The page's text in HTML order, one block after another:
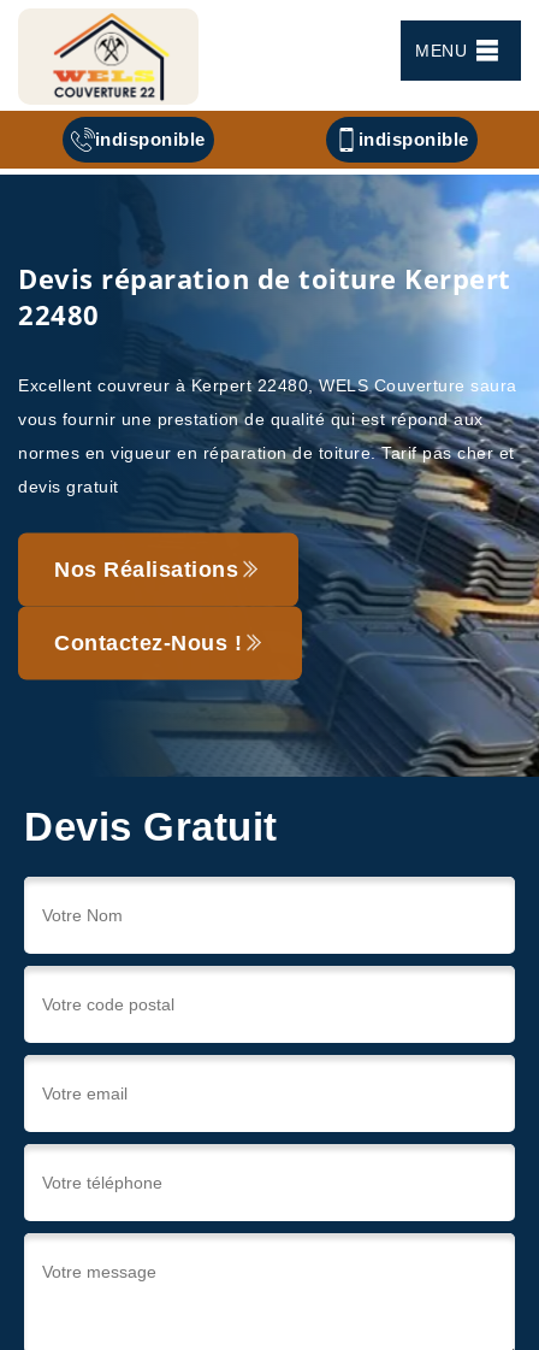
MENU
indisponible indisponible
Devis réparation de toiture Kerpert
22480
Excellent couvreur à Kerpert 22480, WELS Couverture saura
vous fournir une prestation de qualité qui est répond aux
normes en vigueur en réparation de toiture. Tarif pas cher et
devis gratuit
Nos Réalisations
Contactez-Nous !
Devis Gratuit